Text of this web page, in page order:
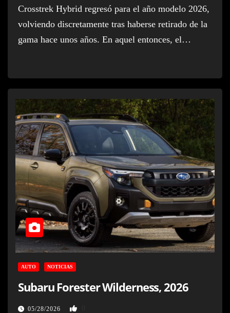
Crosstrek Hybrid regresó para el año modelo 2026,
volviendo discretamente tras haberse retirado de la
gama hace unos años. En aquel entonces, el…
AUTO NOTICIAS
Subaru Forester Wilderness, 2026
05/28/2026